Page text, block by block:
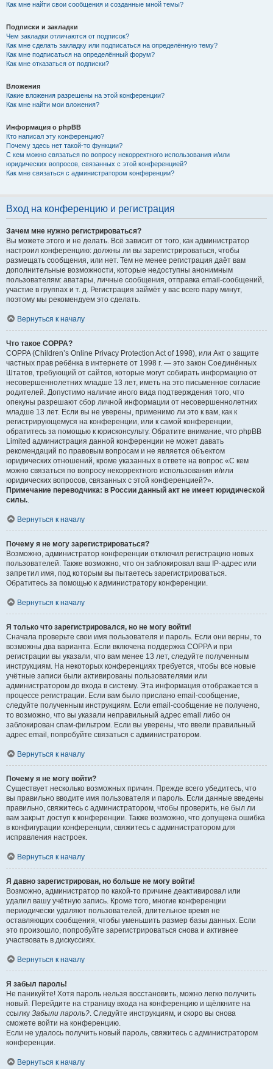
Как мне найти свои сообщения и созданные мной темы?
Подписки и закладки
Чем закладки отличаются от подписок?
Как мне сделать закладку или подписаться на определённую тему?
Как мне подписаться на определённый форум?
Как мне отказаться от подписки?
Вложения
Какие вложения разрешены на этой конференции?
Как мне найти мои вложения?
Информация о phpBB
Кто написал эту конференцию?
Почему здесь нет такой-то функции?
С кем можно связаться по вопросу некорректного использования и/или
юридических вопросов, связанных с этой конференцией?
Как мне связаться с администратором конференции?
Вход на конференцию и регистрация
Зачем мне нужно регистрироваться?
Вы можете этого и не делать. Всё зависит от того, как администратор
настроил конференцию: должны ли вы зарегистрироваться, чтобы
размещать сообщения, или нет. Тем не менее регистрация даёт вам
дополнительные возможности, которые недоступны анонимным
пользователям: аватары, личные сообщения, отправка email-сообщений,
участие в группах и т. д. Регистрация займёт у вас всего пару минут,
поэтому мы рекомендуем это сделать.
Вернуться к началу
Что такое COPPA?
COPPA (Children’s Online Privacy Protection Act of 1998), или Акт о защите
частных прав ребёнка в интернете от 1998 г. — это закон Соединённых
Штатов, требующий от сайтов, которые могут собирать информацию от
несовершеннолетних младше 13 лет, иметь на это письменное согласие
родителей. Допустимо наличие иного вида подтверждения того, что
опекуны разрешают сбор личной информации от несовершеннолетних
младше 13 лет. Если вы не уверены, применимо ли это к вам, как к
регистрирующемуся на конференции, или к самой конференции,
обратитесь за помощью к юрисконсульту. Обратите внимание, что phpBB
Limited администрация данной конференции не может давать
рекомендаций по правовым вопросам и не является объектом
юридических отношений, кроме указанных в ответе на вопрос «С кем
можно связаться по вопросу некорректного использования и/или
юридических вопросов, связанных с этой конференцией?».
Примечание переводчика: в России данный акт не имеет юридической
силы..
Вернуться к началу
Почему я не могу зарегистрироваться?
Возможно, администратор конференции отключил регистрацию новых
пользователей. Также возможно, что он заблокировал ваш IP-адрес или
запретил имя, под которым вы пытаетесь зарегистрироваться.
Обратитесь за помощью к администратору конференции.
Вернуться к началу
Я только что зарегистрировался, но не могу войти!
Сначала проверьте свои имя пользователя и пароль. Если они верны, то
возможны два варианта. Если включена поддержка COPPA и при
регистрации вы указали, что вам менее 13 лет, следуйте полученным
инструкциям. На некоторых конференциях требуется, чтобы все новые
учётные записи были активированы пользователями или
администратором до входа в систему. Эта информация отображается в
процессе регистрации. Если вам было прислано email-сообщение,
следуйте полученным инструкциям. Если email-сообщение не получено,
то возможно, что вы указали неправильный адрес email либо он
заблокирован спам-фильтром. Если вы уверены, что ввели правильный
адрес email, попробуйте связаться с администратором.
Вернуться к началу
Почему я не могу войти?
Существует несколько возможных причин. Прежде всего убедитесь, что
вы правильно вводите имя пользователя и пароль. Если данные введены
правильно, свяжитесь с администратором, чтобы проверить, не был ли
вам закрыт доступ к конференции. Также возможно, что допущена ошибка
в конфигурации конференции, свяжитесь с администратором для
исправления настроек.
Вернуться к началу
Я давно зарегистрирован, но больше не могу войти!
Возможно, администратор по какой-то причине деактивировал или
удалил вашу учётную запись. Кроме того, многие конференции
периодически удаляют пользователей, длительное время не
оставляющих сообщения, чтобы уменьшить размер базы данных. Если
это произошло, попробуйте зарегистрироваться снова и активнее
участвовать в дискуссиях.
Вернуться к началу
Я забыл пароль!
Не паникуйте! Хотя пароль нельзя восстановить, можно легко получить
новый. Перейдите на страницу входа на конференцию и щёлкните на
ссылку Забыли пароль?. Следуйте инструкциям, и скоро вы снова
сможете войти на конференцию.
Если не удалось получить новый пароль, свяжитесь с администратором
конференции.
Вернуться к началу